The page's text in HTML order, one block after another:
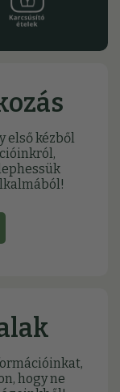
első kézből
hogy ne